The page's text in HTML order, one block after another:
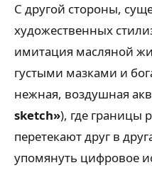
С другой стороны,
художественных
имитация масляной
густыми мазками и
нежная, воздушная
sketch»), где границы
перетекают друг в
упомянуть цифровое